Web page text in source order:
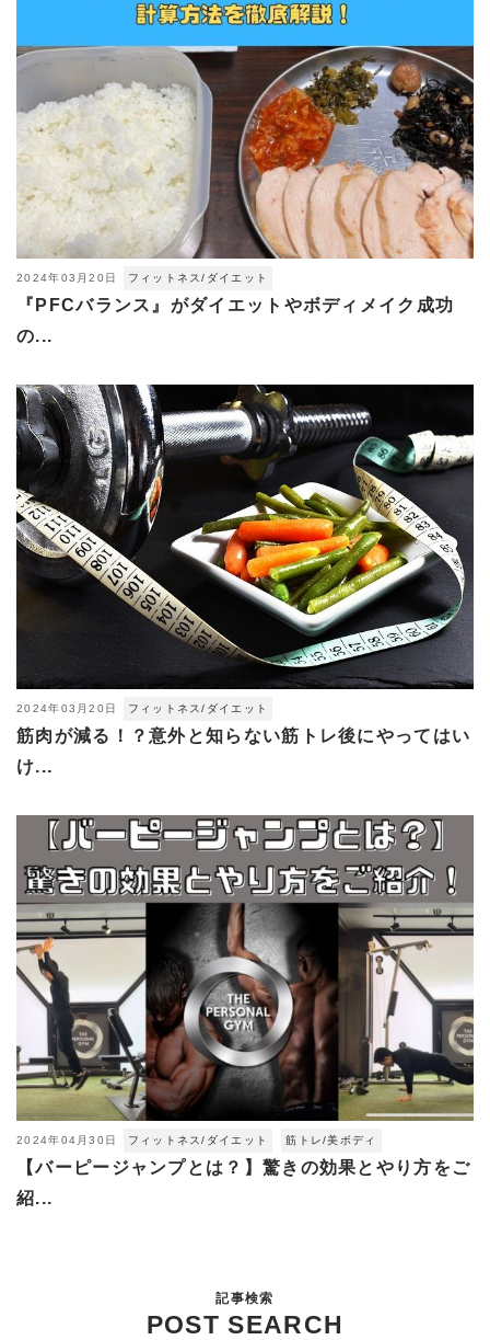
2024年03月20日 フィットネス/ダイエット
『PFCバランス』がダイエットやボディメイク成功
の...
2024年03月20日 フィットネス/ダイエット
筋肉が減る！？意外と知らない筋トレ後にやってはい
け...
2024年04月30日 フィットネス/ダイエット 筋トレ/美ボディ
【バーピージャンプとは？】驚きの効果とやり方をご
紹...
記事検索
POST SEARCH